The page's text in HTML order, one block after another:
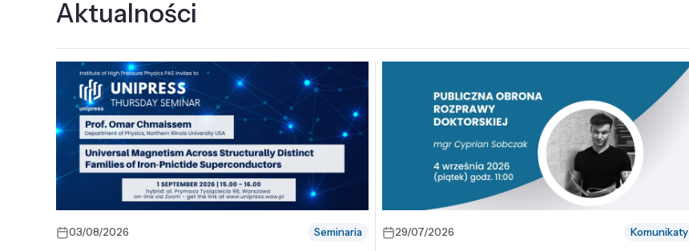
Aktualności
03/08/2026 Seminaria 29/07/2026 Komunikaty